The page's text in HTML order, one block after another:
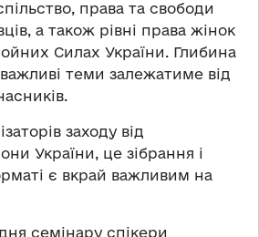
права та свободи
а також рівні права жінок
Силах України. Глибина
теми залежатиме від
заходу від
України, це зібрання і
є вкрай важливим на
семінару спікери